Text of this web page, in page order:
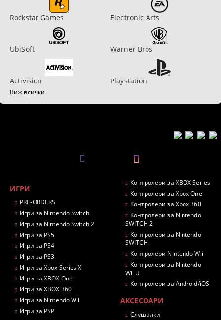
Rockstar Games Electronic Arts
UbiSoft Warner Bros
Activision Playstation
Виж всички
ИГРИ
PRE-ORDERS
Игри за Nintendo Switch
Игри за Nintendo Switch 2
Игри за PS5
Игри за PS4
Игри за PS3
Игри за Xbox Series X
Игри за XBOX One
Игри за XBOX 360
Игри за Nintendo Wii
Игри за PSP
Контролери за XBOX Series
Контролери за Xbox One
Контролери за Xbox 360
Контролери за Nintendo
SWITCH 2
Контролери за Nintendo
SWITCH
Контролери Nintendo Wii
Контролери за Nintendo
Wii U
Контролери за Android/iOS
АКСЕСОАРИ
Слушалки